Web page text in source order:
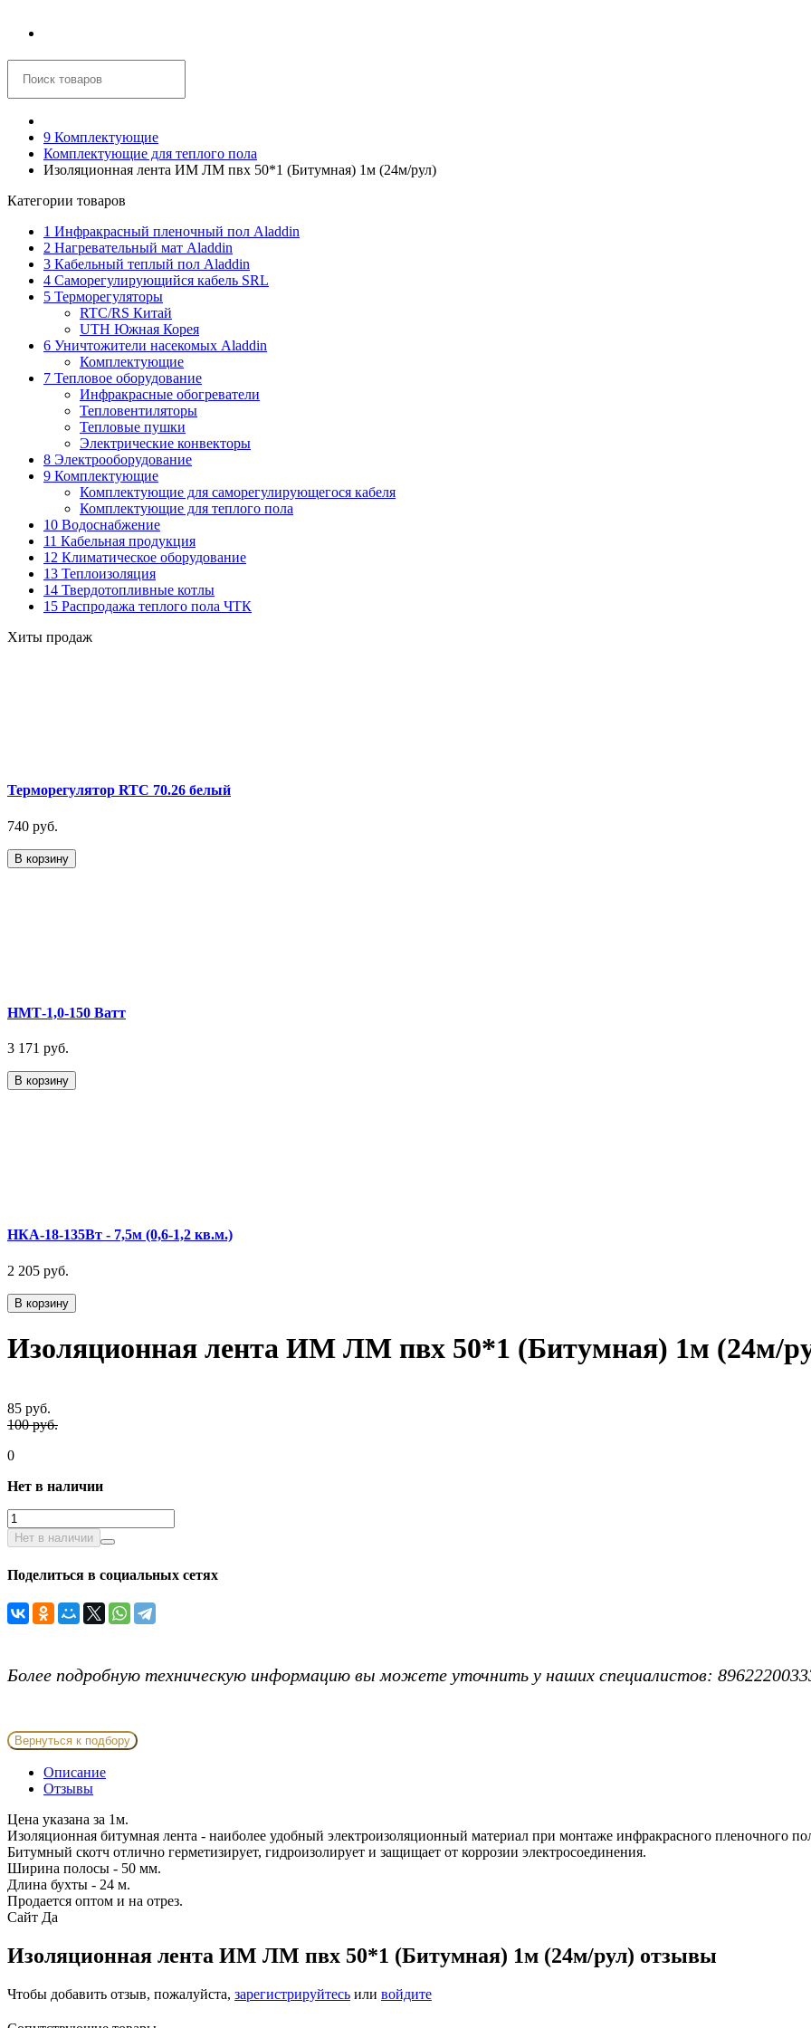
9 Комплектующие
Комплектующие для теплого пола
Изоляционная лента ИМ ЛМ пвх 50*1 (Битумная) 1м (24м/рул)
Категории товаров
1 Инфракрасный пленочный пол Aladdin
2 Нагревательный мат Aladdin
3 Кабельный теплый пол Aladdin
4 Саморегулирующийся кабель SRL
5 Терморегуляторы
RTC/RS Китай
UTH Южная Корея
6 Уничтожители насекомых Aladdin
Комплектующие
7 Тепловое оборудование
Инфракрасные обогреватели
Тепловентиляторы
Тепловые пушки
Электрические конвекторы
8 Электрооборудование
9 Комплектующие
Комплектующие для саморегулирующегося кабеля
Комплектующие для теплого пола
10 Водоснабжение
11 Кабельная продукция
12 Климатическое оборудование
13 Теплоизоляция
14 Твердотопливные котлы
15 Распродажа теплого пола ЧТК
Хиты продаж
Терморегулятор RTC 70.26 белый
740 руб.
В корзину
НМТ-1,0-150 Ватт
3 171 руб.
В корзину
НКА-18-135Вт - 7,5м (0,6-1,2 кв.м.)
2 205 руб.
В корзину
Изоляционная лента ИМ ЛМ пвх 50*1 (Битумная) 1м (24м/
85 руб.
100 руб.
0
Нет в наличии
Нет в наличии
Поделиться в социальных сетях
Более подробную техническую информацию вы можете уточнить у наших специалистов:
Вернуться к подбору
Описание
Отзывы
Цена указана за 1м.
Изоляционная битумная лента - наиболее удобный электроизоляционный материал при монтаже инфракрасного пленочного
Битумный скотч отлично герметизирует, гидроизолирует и защищает от коррозии электросоединения.
Ширина полосы - 50 мм.
Длина бухты - 24 м.
Продается оптом и на отрез.
Сайт Да
Изоляционная лента ИМ ЛМ пвх 50*1 (Битумная) 1м (24м/рул) отзывы
Чтобы добавить отзыв, пожалуйста, зарегистрируйтесь или войдите